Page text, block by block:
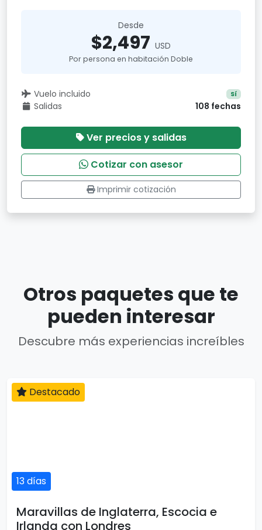
Desde
$2,497 USD
Por persona en habitación Doble
Vuelo incluido Sí
Salidas 108 fechas
Ver precios y salidas
Cotizar con asesor
Imprimir cotización
Otros paquetes que te
pueden interesar
Descubre más experiencias increíbles
13 días
Destacado
Maravillas de Inglaterra, Escocia e
Irlanda con Londres